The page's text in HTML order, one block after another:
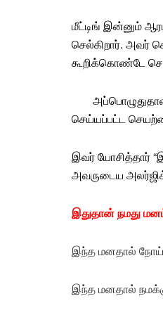
மீட்டிங் இன்னும்
செல்கிறார். அவர்
கூறிக்கொண்டே
செய்யப்பட்ட
இவர் யோசித்தார்
அவருடைய
இதுதான் நமது
இந்த மனதால்
இந்த மனதால் நமக்கு